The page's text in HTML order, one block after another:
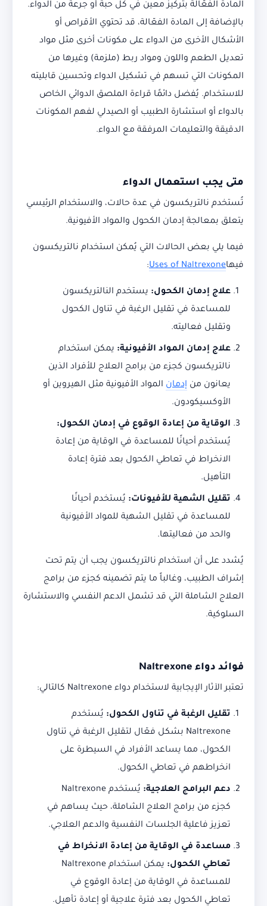
المادة الفعّالة بتركيز معين في كل حبة أو جرعة من الدواء.
بالإضافة إلى المادة الفعّالة، قد تحتوي الأقراص أو
الأشكال الأخرى من الدواء على مكونات أخرى مثل مواد
تعديل الطعم واللون ومواد ربط (ملزمة) وغيرها من
المكونات التي تسهم في تشكيل الدواء وتحسين قابليته
للاستخدام. يُفضل دائمًا قراءة الملصق الدوائي الخاص
بالدواء أو استشارة الطبيب أو الصيدلي لفهم المكونات
الدقيقة والتعليمات المرفقة مع الدواء.
متى يجب استعمال الدواء
تُستخدم نالتريكسون في عدة حالات، والاستخدام الرئيسي
يتعلق بمعالجة إدمان الكحول والمواد الأفيونية.
فيما يلي بعض الحالات التي يُمكن استخدام نالتريكسون
فيهاUses of Naltrexone
:
علاج إدمان الكحول: يستخدم النالتريكسون
للمساعدة في تقليل الرغبة في تناول الكحول
وتقليل فعاليته.
علاج إدمان المواد الأفيونية: يمكن استخدام
نالتريكسون كجزء من برامج العلاج للأفراد الذين
يعانون من إدمان المواد الأفيونية مثل الهيروين أو
الأوكسيكودون.
الوقاية من إعادة الوقوع في إدمان الكحول:
يُستخدم أحيانًا للمساعدة في الوقاية من إعادة
الانخراط في تعاطي الكحول بعد فترة إعادة
التأهيل.
تقليل الشهية للأفيونات: يُستخدم أحيانًا
للمساعدة في تقليل الشهية للمواد الأفيونية
والحد من فعاليتها.
يُشدد على أن استخدام نالتريكسون يجب أن يتم تحت
إشراف الطبيب، وغالباً ما يتم تضمينه كجزء من برامج
العلاج الشاملة التي قد تشمل الدعم النفسي والاستشارة
السلوكية.
فوائد دواء Naltrexone
تعتبر الآثار الإيجابية لاستخدام دواء Naltrexone كالتالي:
تقليل الرغبة في تناول الكحول: يُستخدم
Naltrexone بشكل فعّال لتقليل الرغبة في تناول
الكحول، مما يساعد الأفراد في السيطرة على
انخراطهم في تعاطي الكحول.
دعم البرامج العلاجية:
يُستخدم Naltrexone
كجزء من برامج العلاج الشاملة، حيث يساهم في
تعزيز فاعلية الجلسات النفسية والدعم العلاجي.
مساعدة في الوقاية من إعادة الانخراط في
تعاطي الكحول:
يمكن استخدام Naltrexone
للمساعدة في الوقاية من إعادة الوقوع في
تعاطي الكحول بعد فترة علاجية أو إعادة تأهيل.